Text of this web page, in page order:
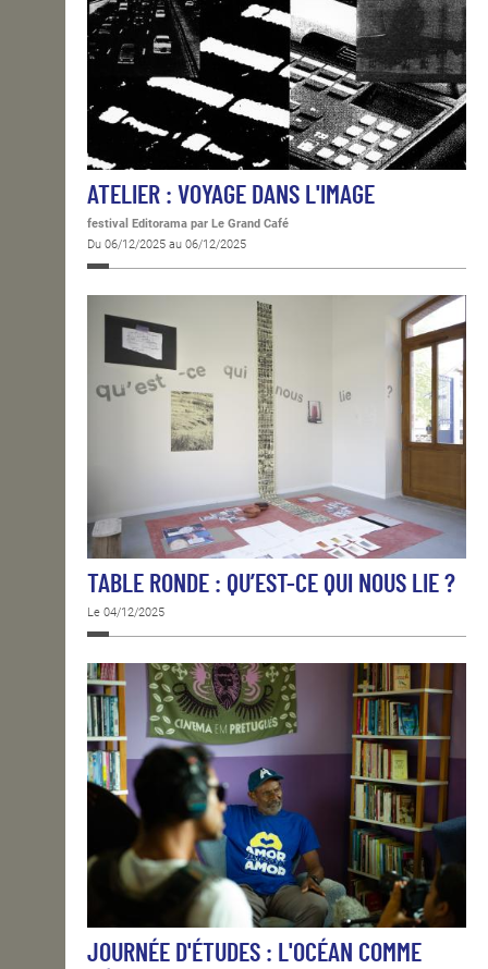
ATELIER : VOYAGE DANS L'IMAGE
festival Editorama par Le Grand Café
Du 06/12/2025 au 06/12/2025
TABLE RONDE : QU’EST-CE QUI NOUS LIE ?
Le 04/12/2025
JOURNÉE D'ÉTUDES : L'OCÉAN COMME